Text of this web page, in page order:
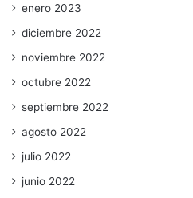
enero 2023
diciembre 2022
noviembre 2022
octubre 2022
septiembre 2022
agosto 2022
julio 2022
junio 2022